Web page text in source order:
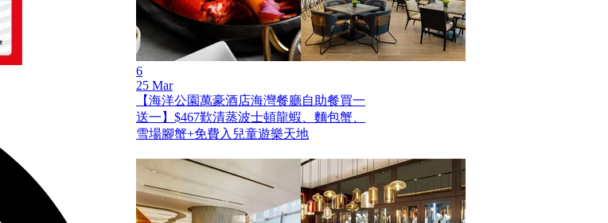
6
25 Mar
【海洋公園萬豪酒店海灣餐廳自助餐買一
送一】$467歎清蒸波士頓龍蝦、麵包蟹、
雪場腳蟹+免費入兒童遊樂天地